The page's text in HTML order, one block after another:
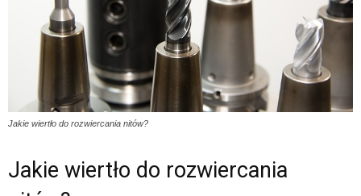
Jakie wiertło do rozwiercania nitów?
Jakie wiertło do rozwiercania